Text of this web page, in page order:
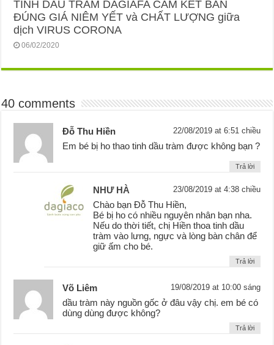
TINH DẦU TRÀM DAGIAFA CAM KẾT BÁN
ĐÚNG GIÁ NIÊM YẾT và CHẤT LƯỢNG giữa
dịch VIRUS CORONA
06/02/2020
40 comments
Đỗ Thu Hiền 22/08/2019 at 6:51 chiều
Em bé bị ho thao tinh dầu tràm được không bạn ?
Trả lời
NHƯ HÀ 23/08/2019 at 4:38 chiều
Chào bạn Đỗ Thu Hiền,
Bé bị ho có nhiều nguyên nhân bạn nha.
Nếu do thời tiết, chị Hiền thoa tinh dầu
tràm vào lưng, ngực và lòng bàn chân để
giữ ấm cho bé.
Trả lời
Võ Liêm 19/08/2019 at 10:00 sáng
dầu tràm này nguồn gốc ở đâu vậy chị. em bé có
dùng dùng được không?
Trả lời